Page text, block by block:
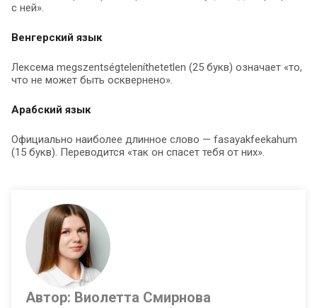
с ней».
Венгерский язык
Лексема megszentségteleníthetetlen (25 букв) означает «то,
что не может быть осквернено».
Арабский язык
Официально наиболее длинное слово — fasayakfeekahum
(15 букв). Переводится «так он спасет тебя от них».
Автор: Виолетта Смирнова